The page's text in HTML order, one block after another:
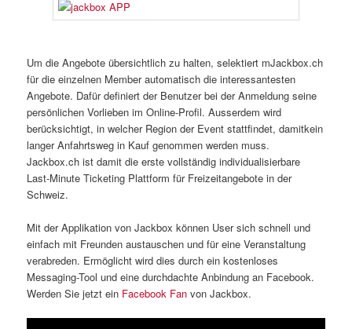
Um die Angebote übersichtlich zu halten, selektiert mJackbox.ch
für die einzelnen Member automatisch die interessantesten
Angebote. Dafür definiert der Benutzer bei der Anmeldung seine
persönlichen Vorlieben im Online-Profil. Ausserdem wird
berücksichtigt, in welcher Region der Event stattfindet, damitkein
langer Anfahrtsweg in Kauf genommen werden muss.
Jackbox.ch ist damit die erste vollständig individualisierbare
Last-Minute Ticketing Plattform für Freizeitangebote in der
Schweiz.
Mit der Applikation von Jackbox können User sich schnell und
einfach mit Freunden austauschen und für eine Veranstaltung
verabreden. Ermöglicht wird dies durch ein kostenloses
Messaging-Tool und eine durchdachte Anbindung an Facebook.
Werden Sie jetzt ein Facebook Fan von Jackbox.